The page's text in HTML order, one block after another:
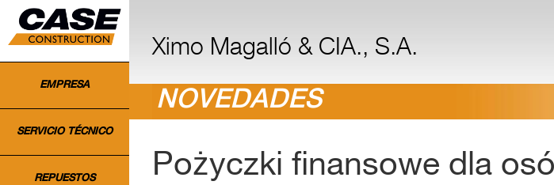
Ximo Magalló & CIA., S.A.
EMPRESA
SERVICIO TÉCNICO
REPUESTOS
NOVEDADES
Pożyczki finansowe dla